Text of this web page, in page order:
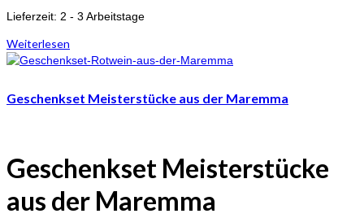
Lieferzeit: 2 - 3 Arbeitstage
Weiterlesen
Geschenkset Meisterstücke aus der Maremma
Geschenkset Meisterstücke
aus der Maremma